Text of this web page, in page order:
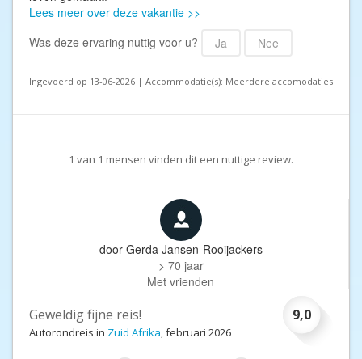
Lees meer over deze vakantie >>
Was deze ervaring nuttig voor u?
Ja Nee
Ingevoerd op 13-06-2026 | Accommodatie(s): Meerdere accomodaties
1 van 1 mensen vinden dit een nuttige review.
door Gerda Jansen-Rooijackers
> 70 jaar
Met vrienden
9,0
Geweldig fijne reis!
Autorondreis in Zuid Afrika, februari 2026